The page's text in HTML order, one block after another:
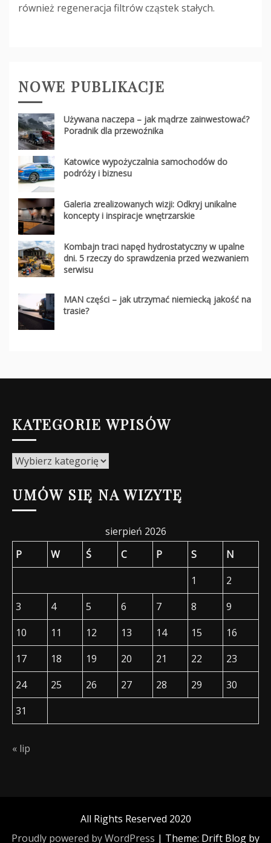
również regeneracja filtrów cząstek stałych.
NOWE PUBLIKACJE
Używana naczepa – jak mądrze zainwestować?
Poradnik dla przewoźnika
Katowice wypożyczalnia samochodów do
podróży i biznesu
Galeria zrealizowanych wizji: Odkryj unikalne
koncepty i inspiracje wnętrzarskie
Kombajn traci napęd hydrostatyczny w upalne
dni. 5 rzeczy do sprawdzenia przed wezwaniem
serwisu
MAN części – jak utrzymać niemiecką jakość na
trasie?
KATEGORIE WPISÓW
Kategorie
UMÓW SIĘ NA WIZYTĘ
sierpień 2026
P
W Ś C P S
N
1
2
3
4 5 6 7 8
9
10
11 12 13 14 15
16
17
18 19 20 21 22
23
24
25 26 27 28 29
30
31
« lip
All Rights Reserved 2020
Proudly powered by WordPress | Theme: Drift Blog by